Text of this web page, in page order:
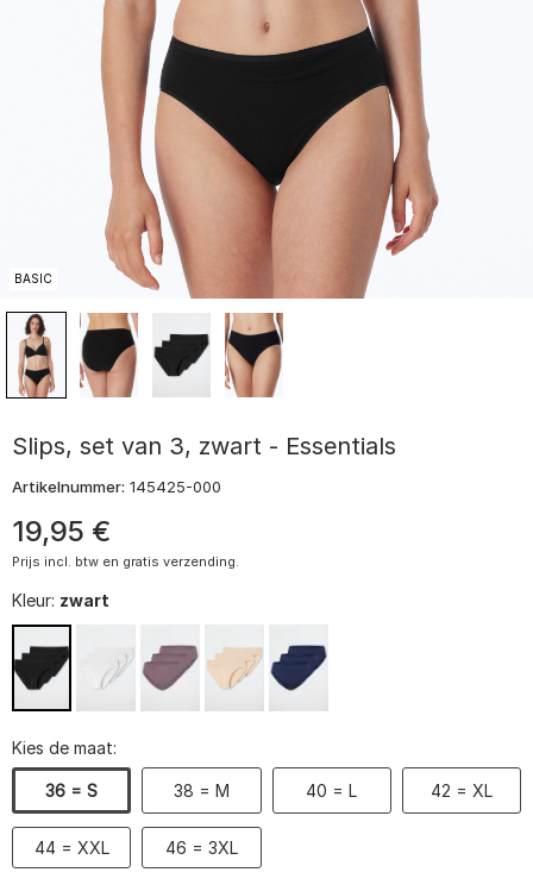
BASIC
Slips, set van 3, zwart - Essentials
Artikelnummer: 145425-000
19,95 €
Prijs incl. btw en gratis verzending.
Kleur: zwart
Kies de maat:
36 = S 38 = M 40 = L 42 = XL
44 = XXL 46 = 3XL